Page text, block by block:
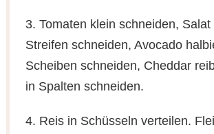
3. Tomaten klein schneiden, Salat
Streifen schneiden, Avocado
Scheiben schneiden, Cheddar
in Spalten schneiden.
4. Reis in Schüsseln verteilen.